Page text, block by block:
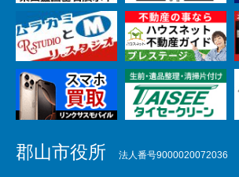
郡山市役所 法人番号9000020072036